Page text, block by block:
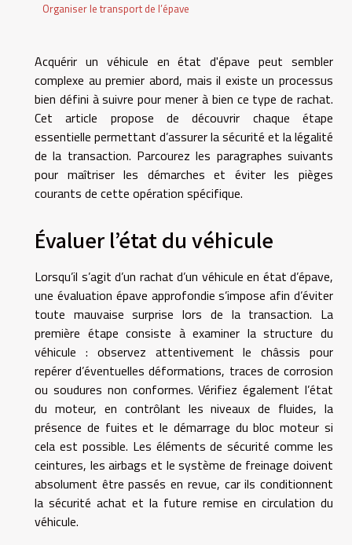
Organiser le transport de l’épave
Acquérir un véhicule en état d'épave peut sembler
complexe au premier abord, mais il existe un processus
bien défini à suivre pour mener à bien ce type de rachat.
Cet article propose de découvrir chaque étape
essentielle permettant d’assurer la sécurité et la légalité
de la transaction. Parcourez les paragraphes suivants
pour maîtriser les démarches et éviter les pièges
courants de cette opération spécifique.
Évaluer l’état du véhicule
Lorsqu’il s’agit d’un rachat d’un véhicule en état d’épave,
une évaluation épave approfondie s’impose afin d’éviter
toute mauvaise surprise lors de la transaction. La
première étape consiste à examiner la structure du
véhicule : observez attentivement le châssis pour
repérer d’éventuelles déformations, traces de corrosion
ou soudures non conformes. Vérifiez également l’état
du moteur, en contrôlant les niveaux de fluides, la
présence de fuites et le démarrage du bloc moteur si
cela est possible. Les éléments de sécurité comme les
ceintures, les airbags et le système de freinage doivent
absolument être passés en revue, car ils conditionnent
la sécurité achat et la future remise en circulation du
véhicule.